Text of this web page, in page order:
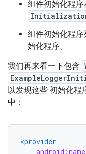
组件初始化程序
组件初始化程序
始化程序。
我们再来看一下包含
以发现这些 初始化程
中：
<provider
android:name